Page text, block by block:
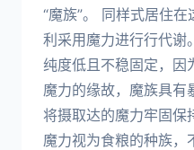
“魔族”。 同样式居住
利采用魔力进行行代谢
纯度低且不稳固定，因
魔力的缘故，魔族具有
将摄取达的魔力牢固保
魔力视为食粮的种族，